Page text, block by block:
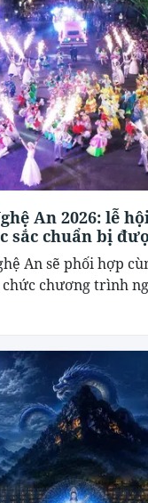
An 2026: lễ
sắc chuẩn bị
An sẽ phối hợp
chức chương trình